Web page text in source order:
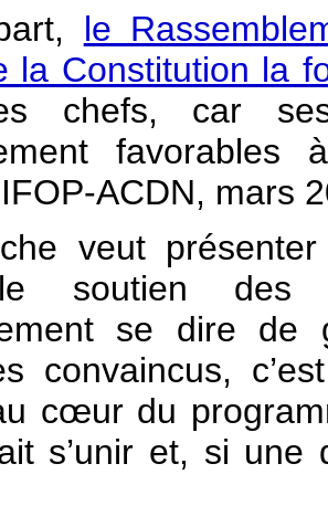
le
la Constitution la
chefs, car
favorables
ACDN, mars
veut
soutien des
se dire
convaincus,
cœur du
s’unir et, si